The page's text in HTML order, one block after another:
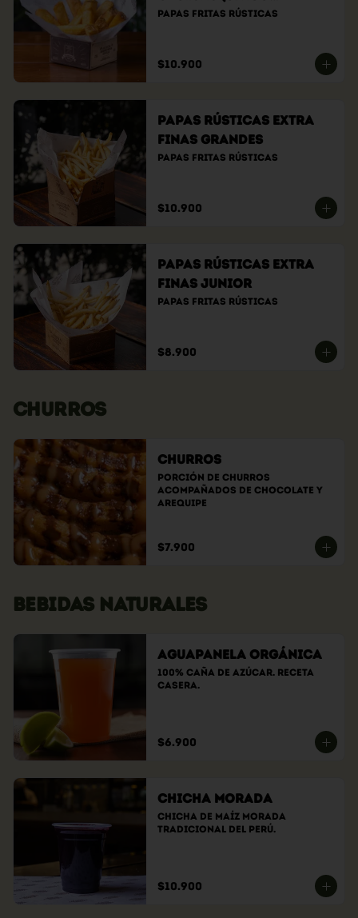
tamaño)
Papas fritas rústicas
$10.900
Papas Rústicas Extra
Finas Grandes
Papas fritas rústicas
$10.900
Papas Rústicas Extra
Finas Junior
Papas fritas rústicas
$8.900
CHURROS
Churros
Porción de churros
acompañados de chocolate y
arequipe
$7.900
BEBIDAS NATURALES
Aguapanela Orgánica
100% caña de azúcar. Receta
casera.
$6.900
Chicha Morada
Chicha de maíz morada
tradicional del Perú.
$10.900